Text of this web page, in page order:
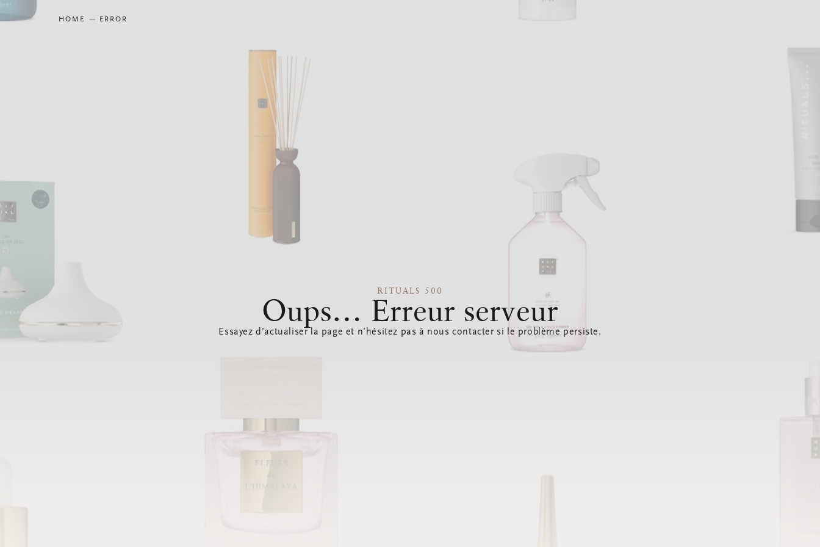
HOME ERROR
RITUALS 500
Oups… Erreur serveur
Essayez d’actualiser la page et n’hésitez pas à nous contacter si le problème persiste.